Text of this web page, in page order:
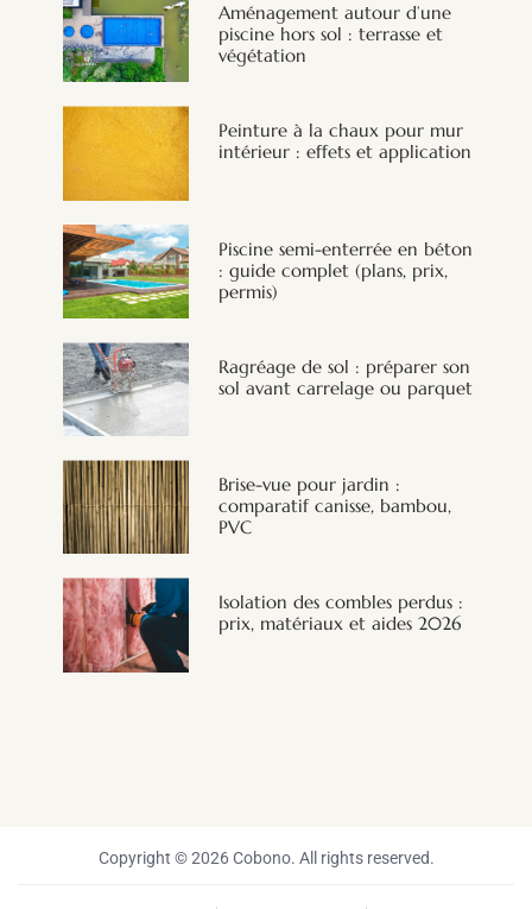
Aménagement autour d’une
piscine hors sol : terrasse et
végétation
Peinture à la chaux pour mur
intérieur : effets et application
Piscine semi-enterrée en béton
: guide complet (plans, prix,
permis)
Ragréage de sol : préparer son
sol avant carrelage ou parquet
Brise-vue pour jardin :
comparatif canisse, bambou,
PVC
Isolation des combles perdus :
prix, matériaux et aides 2026
Copyright © 2026 Cobono. All rights reserved.